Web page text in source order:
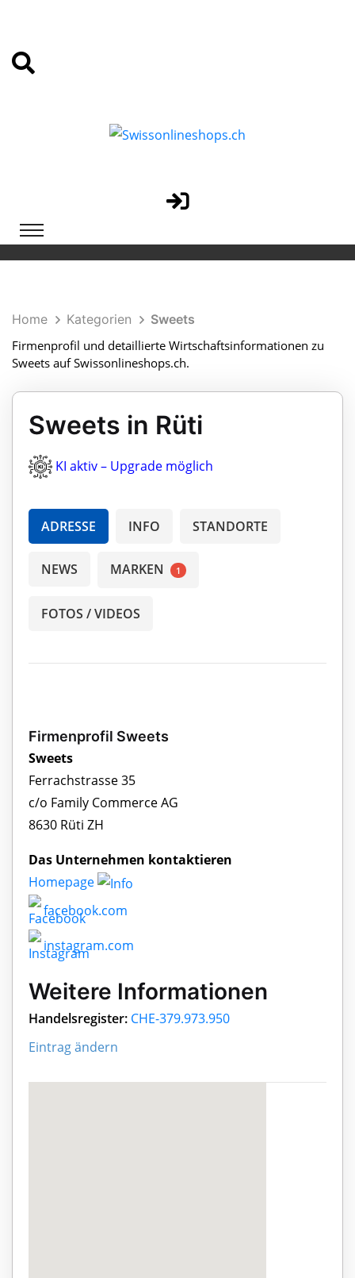
Home Kategorien
Sweets
Firmenprofil und detaillierte Wirtschaftsinformationen zu
Sweets auf Swissonlineshops.ch.
Sweets in Rüti
KI aktiv – Upgrade möglich
ADRESSE INFO STANDORTE
NEWS MARKEN 1
FOTOS / VIDEOS
Firmenprofil Sweets
Sweets
Ferrachstrasse 35
c/o Family Commerce AG
8630 Rüti ZH
Das Unternehmen kontaktieren
Homepage
facebook.com
instagram.com
Weitere Informationen
Handelsregister: CHE-379.973.950
Eintrag ändern